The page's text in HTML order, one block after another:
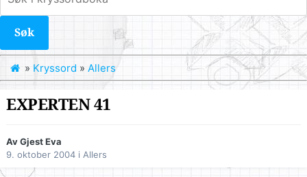
Søk
» Kryssord » Allers
EXPERTEN 41
Av Gjest Eva
9. oktober 2004 i Allers